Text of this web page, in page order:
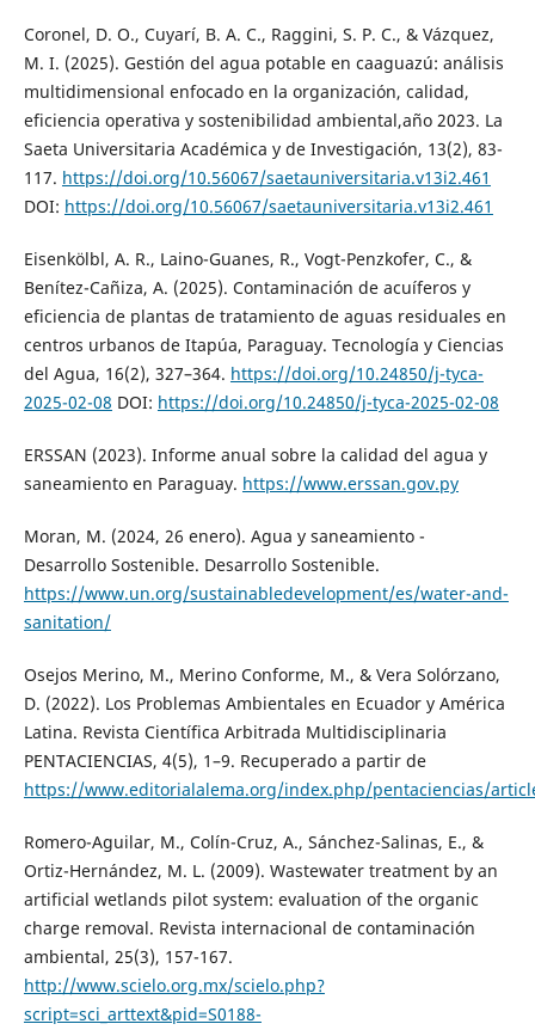
Coronel, D. O., Cuyarí, B. A. C., Raggini, S. P. C., & Vázquez,
M. I. (2025). Gestión del agua potable en caaguazú: análisis
multidimensional enfocado en la organización, calidad,
eficiencia operativa y sostenibilidad ambiental,año 2023. La
Saeta Universitaria Académica y de Investigación, 13(2), 83-
117. https://doi.org/10.56067/saetauniversitaria.v13i2.461
DOI: https://doi.org/10.56067/saetauniversitaria.v13i2.461
Eisenkölbl, A. R., Laino-Guanes, R., Vogt-Penzkofer, C., &
Benítez-Cañiza, A. (2025). Contaminación de acuíferos y
eficiencia de plantas de tratamiento de aguas residuales en
centros urbanos de Itapúa, Paraguay. Tecnología y Ciencias
del Agua, 16(2), 327–364. https://doi.org/10.24850/j-tyca-
2025-02-08 DOI: https://doi.org/10.24850/j-tyca-2025-02-08
ERSSAN (2023). Informe anual sobre la calidad del agua y
saneamiento en Paraguay. https://www.erssan.gov.py
Moran, M. (2024, 26 enero). Agua y saneamiento -
Desarrollo Sostenible. Desarrollo Sostenible.
https://www.un.org/sustainabledevelopment/es/water-and-
sanitation/
Osejos Merino, M., Merino Conforme, M., & Vera Solórzano,
D. (2022). Los Problemas Ambientales en Ecuador y América
Latina. Revista Científica Arbitrada Multidisciplinaria
PENTACIENCIAS, 4(5), 1–9. Recuperado a partir de
https://www.editorialalema.org/index.php/pentaciencias/
Romero-Aguilar, M., Colín-Cruz, A., Sánchez-Salinas, E., &
Ortiz-Hernández, M. L. (2009). Wastewater treatment by an
artificial wetlands pilot system: evaluation of the organic
charge removal. Revista internacional de contaminación
ambiental, 25(3), 157-167.
http://www.scielo.org.mx/scielo.php?
script=sci_arttext&pid=S0188-